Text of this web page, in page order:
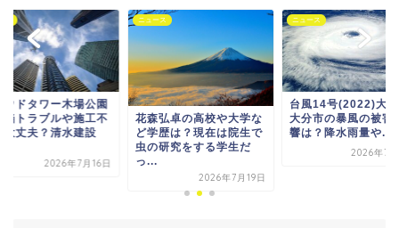
木場公園
や施工不
水建設
年7月16日
ニュース
花森弘卓の高校や大学な
ど学歴は？現在は院生で
虫の研究をする学生だ
っ...
2026年7月19日
台風14号(2022)大分県
大分市の暴風の被害や影
響は？降水雨量や...
2026年7月28日